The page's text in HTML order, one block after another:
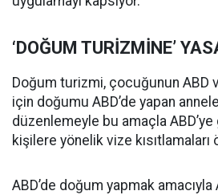
‘DOĞUM TURİZMİNE’
Doğum turizmi, çocuğunun ABD
için doğumu ABD’de yapan
düzenlemeyle bu amaçla
kişilere yönelik vize kısıtlamaları
ABD’de doğum yapmak amacıyla